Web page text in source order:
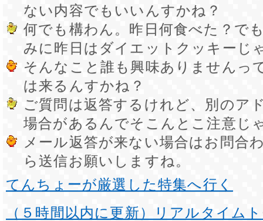
ない内容でもいいんすかね？
何でも構わん。昨日何食べた？で
みに昨日はダイエットクッキーじ
そんなこと誰も興味ありません
は来るんすかね？
ご質問は返答するけれど、別のア
場合があるんでそこんとこ注意じ
メール返答が来ない場合はお問合
ら送信お願いしますね。
てんちょーが厳選した特集へ行く
（５時間以内に更新）リアルタイム